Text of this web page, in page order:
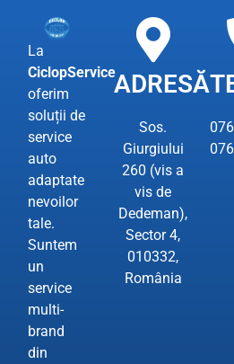
La
CiclopService
oferim
soluții de
service
auto
adaptate
nevoilor
tale.
Suntem
un
service
multi-
brand
din
ADRESĂ
Sos.
Giurgiului
260 (vis a
vis de
Dedeman),
Sector 4,
010332,
România